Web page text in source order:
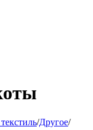
/Другое/